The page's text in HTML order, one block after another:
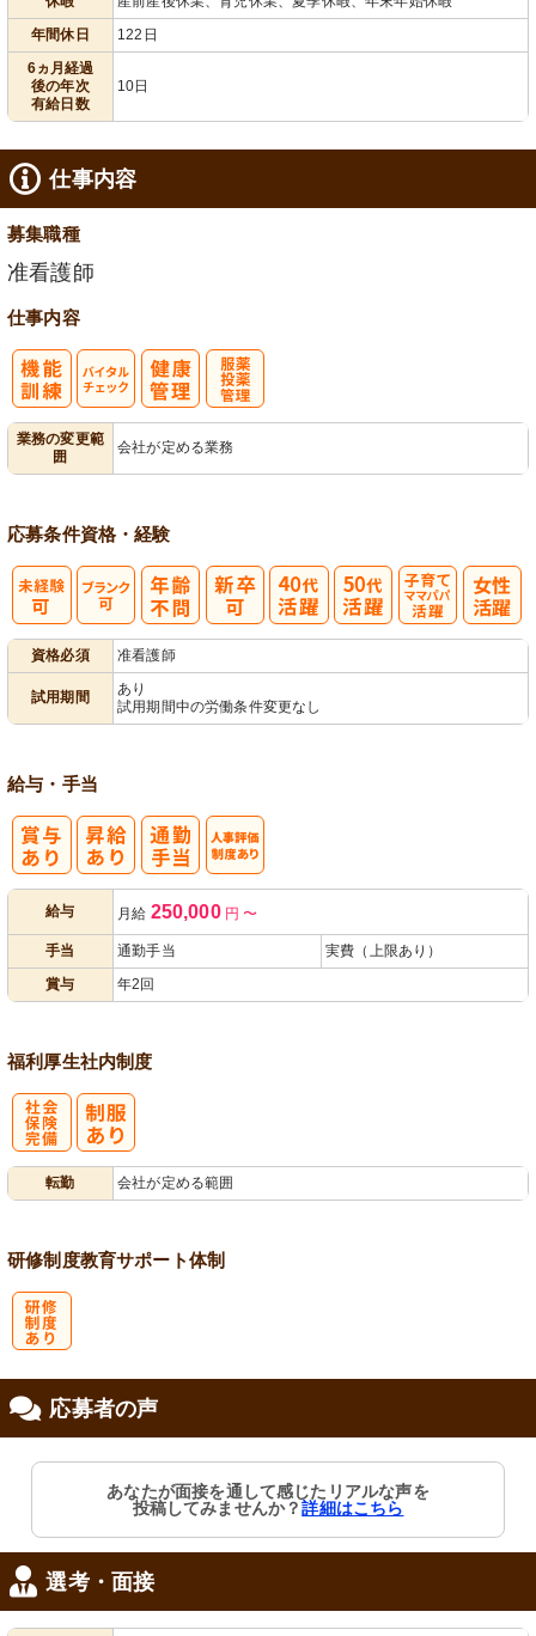
年間休日
122日
6ヵ月経過
後の年次
有給日数
10日
仕事内容
募集職種
准看護師
仕事内容
業務の変更範
囲
会社が定める業務
応募条件資格・経験
資格必須 准看護師
試用期間
あり
試用期間中の労働条件変更なし
給与・手当
給与 月給 250,000円〜
手当 通勤手当
実費（上限あり）
賞与
年2回
福利厚生社内制度
転勤 会社が定める範囲
研修制度教育サポート体制
応募者の声
あなたが面接を通して感じたリアルな声を
投稿してみませんか？詳細はこちら
選考・面接